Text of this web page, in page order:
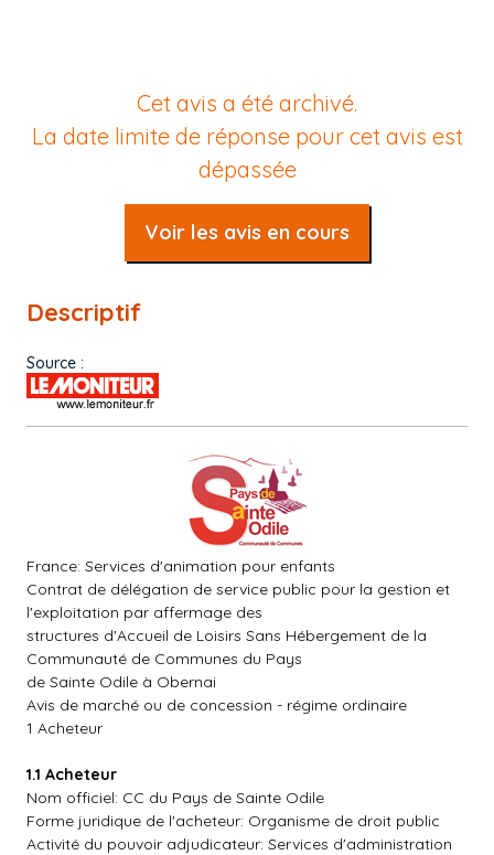
Cet avis a été archivé.
La date limite de réponse pour cet avis est
dépassée
Voir les avis en cours
Descriptif
Source :
France: Services d'animation pour enfants
Contrat de délégation de service public pour la gestion et
l'exploitation par affermage des
structures d'Accueil de Loisirs Sans Hébergement de la
Communauté de Communes du Pays
de Sainte Odile à Obernai
Avis de marché ou de concession - régime ordinaire
1 Acheteur
1.1 Acheteur
Nom officiel: CC du Pays de Sainte Odile
Forme juridique de l'acheteur: Organisme de droit public
Activité du pouvoir adjudicateur: Services d'administration